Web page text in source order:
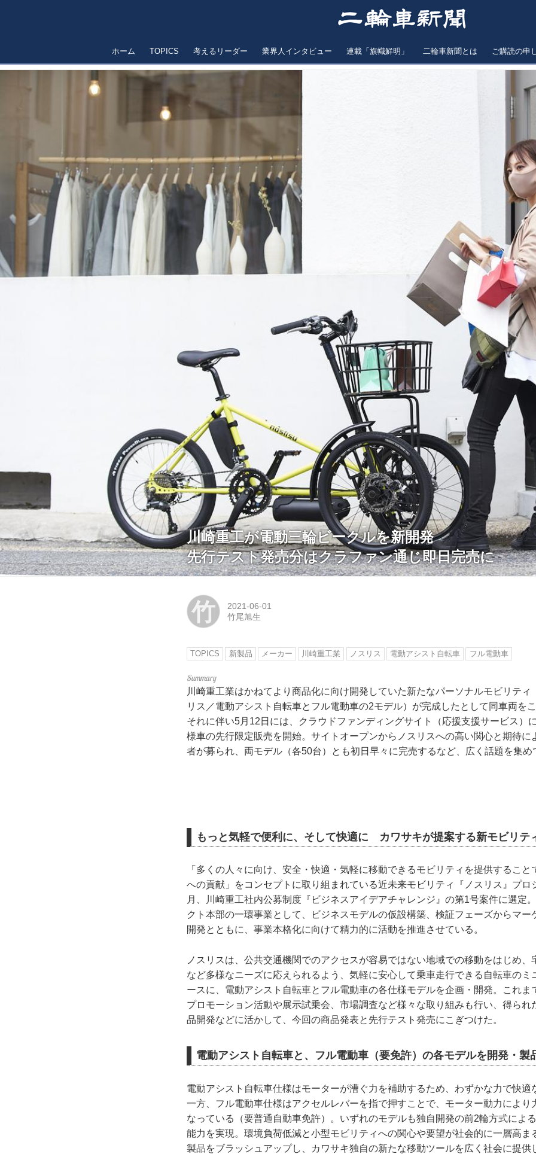
ホーム TOPICS 考えるリーダー 業界人インタビュー 連載「旗幟鮮明」 二輪車新聞とは ご購読の申
川崎重工が電動三輪ビークルを新開発
先行テスト発売分はクラファン通じ即日完売に
竹
2021-06-01
竹尾旭生
TOPICS 新製品 メーカー 川崎重工業 ノスリス 電動アシスト自転車 フル電動車
川崎重工業はかねてより商品化に向け開発していた新たなパーソナルモビリティ
リス／電動アシスト自転車とフル電動車の2モデル）が完成したとして同車両を
それに伴い5月12日には、クラウドファンディングサイト（応援支援サービス）
様車の先行限定販売を開始。サイトオープンからノスリスへの高い関心と期待に
者が募られ、両モデル（各50台）とも初日早々に完売するなど、広く話題を集め
もっと気軽で便利に、そして快適に カワサキが提案する新モビリテ
「多くの人々に向け、安全・快適・気軽に移動できるモビリティを提供すること
への貢献」をコンセプトに取り組まれている近未来モビリティ『ノスリス』プロ
月、川崎重工社内公募制度『ビジネスアイデアチャレンジ』の第1号案件に選定
クト本部の一環事業として、ビジネスモデルの仮設構築、検証フェーズからマー
開発とともに、事業本格化に向けて精力的に活動を推進させている。
ノスリスは、公共交通機関でのアクセスが容易ではない地域での移動をはじめ、
など多様なニーズに応えられるよう、気軽に安心して乗車走行できる自転車のミ
ースに、電動アシスト自転車とフル電動車の各仕様モデルを企画・開発。これま
プロモーション活動や展示試乗会、市場調査など様々な取り組みも行い、得られ
品開発などに活かして、今回の商品発表と先行テスト発売にこぎつけた。
電動アシスト自転車と、フル電動車（要免許）の各モデルを開発・製
電動アシスト自転車仕様はモーターが漕ぐ力を補助するため、わずかな力で快適
一方、フル電動車仕様はアクセルレバーを指で押すことで、モーター動力により
なっている（要普通自動車免許）。いずれのモデルも独自開発の前2輪方式によ
能力を実現。環境負荷低減と小型モビリティへの関心や要望が社会的に一層高ま
製品をブラッシュアップし、カワサキ独自の新たな移動ツールを広く社会に提供